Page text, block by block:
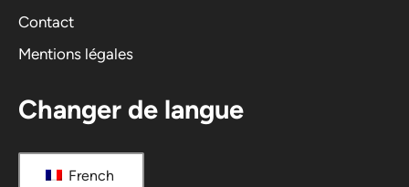
Contact
Mentions légales
Changer de langue
French